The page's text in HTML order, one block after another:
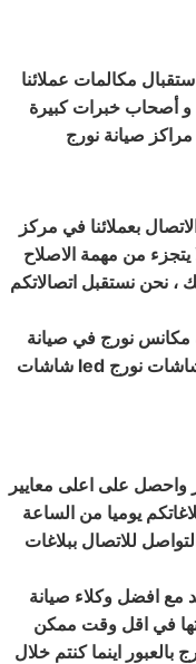
مكالمات عملائنا
و أصحاب خبرات كبيرة
صيانة نورج
بعملائنا في مركز
يتجزء من مهمة الاصلاح
، نحن نستقبل اتصالاتكم
مكانس نورج في صيانة
شاشات led نورج صيانة شاشات نورج lcd صيانة ديب فريزر نورج بمركز نورج مصر مقرنا الرئيسي بالعبور رقم تليفون مركز صيانة نورج للشاشات في رقم تليفون مركز صيانة نورج للشاشات في نحن نعرف
واحصل على اعلى معايير
يوميا من الساعة
للاتصال ببلاغات
مع افضل وكلاء صيانة
علي توصيل اجهزتكم وصيانتها في اقل وقت ممكن
اينما كنتم خلال